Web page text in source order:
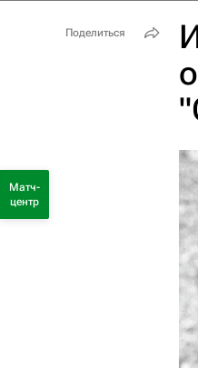
Поделиться
Матч-
центр